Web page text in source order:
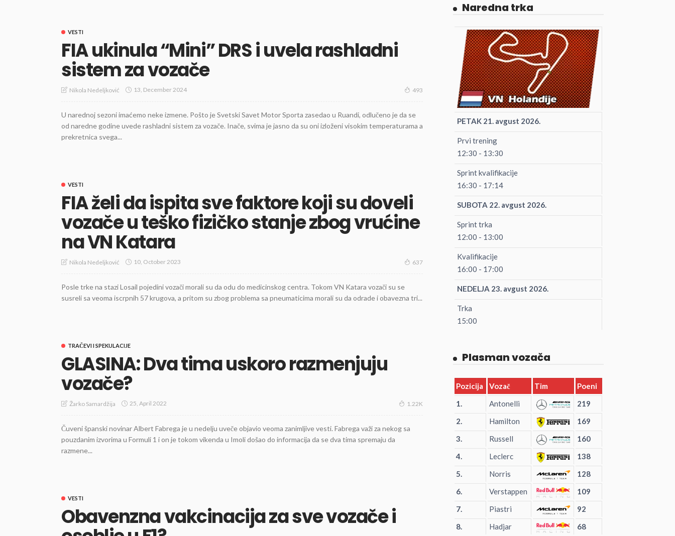
VESTI
FIA ukinula “Mini” DRS i uvela rashladni
sistem za vozače
Nikola Nedeljković 13, December 2024 493
U narednoj sezoni imaćemo neke izmene. Pošto je Svetski Savet Motor Sporta zasedao u Ruandi, odlučeno je da se
od naredne godine uvede rashladni sistem za vozače. Inače, svima je jasno da su oni izloženi visokim temperaturama a
prekretnica svega...
VESTI
FIA želi da ispita sve faktore koji su doveli
vozače u teško fizičko stanje zbog vrućine
na VN Katara
Nikola Nedeljković 10, October 2023 637
Posle trke na stazi Losail pojedini vozači morali su da odu do medicinskog centra. Tokom VN Katara vozači su se
susreli sa veoma iscrpnih 57 krugova, a pritom su zbog problema sa pneumaticima morali su da odrade i obavezna tri...
TRAČEVI I SPEKULACIJE
GLASINA: Dva tima uskoro razmenjuju
vozače?
Žarko Samardžija 25, April 2022 1.22K
Čuveni španski novinar Albert Fabrega je u nedelju uveče objavio veoma zanimljive vesti. Fabrega važi za nekog sa
pouzdanim izvorima u Formuli 1 i on je tokom vikenda u Imoli došao do informacija da se dva tima spremaju da
razmene...
VESTI
Obavenzna vakcinacija za sve vozače i
Naredna trka
PETAK 21. avgust 2026.
Prvi trening
12:30 - 13:30
Sprint kvalifikacije
16:30 - 17:14
SUBOTA 22. avgust 2026.
Sprint trka
12:00 - 13:00
Kvalifikacije
16:00 - 17:00
NEDELJA 23. avgust 2026.
Trka
15:00
Plasman vozača
Pozicija Vozač Tim
Poeni
1.
Antonelli
219
2.
Hamilton
169
3.
Russell
160
4.
Leclerc
138
5.
Norris
128
6.
Verstappen
109
7.
Piastri
92
8.
Hadjar
68